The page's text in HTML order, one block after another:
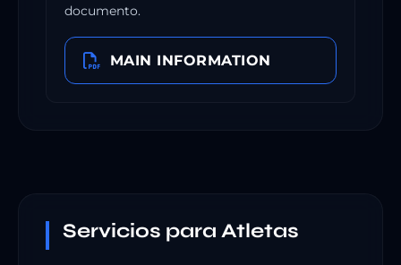
documento.
MAIN INFORMATION
Servicios para Atletas